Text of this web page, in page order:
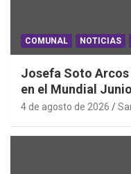
COMUNAL NOTICIAS
Josefa Soto
en el Mundial
2026
4 de agosto de 2026